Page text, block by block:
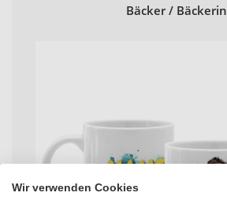
Bäcker / Bäckerin
Wir verwenden Cookies